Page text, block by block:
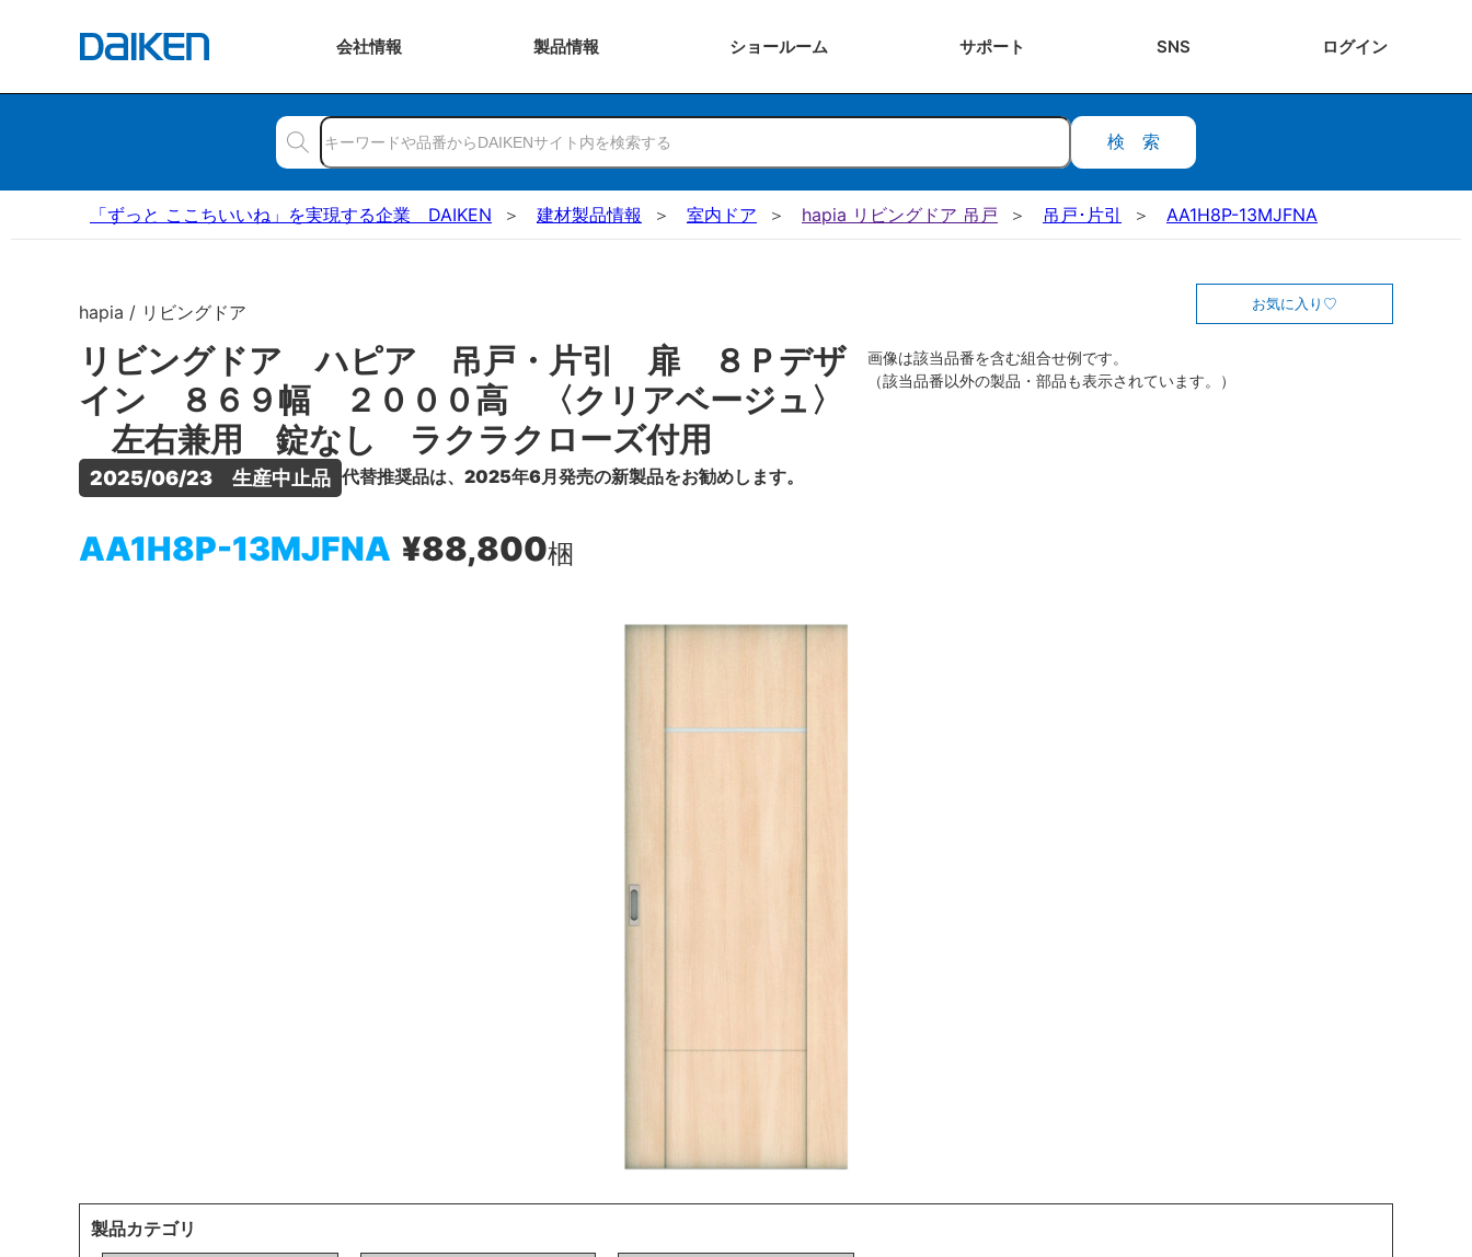
会社情報 製品情報 ショールーム サポート SNS ログイン
検索
「ずっと ここちいいね」を実現する企業 DAIKEN 建材製品情報 室内ドア hapia リビングドア 吊戸 吊戸･片引 AA1H8P-13MJFNA
hapia / リビングドア
リビングドア ハピア 吊戸・片引 扉 ８Ｐデザ
イン ８６９幅 ２０００高 〈クリアベージュ〉
左右兼用 錠なし ラクラクローズ付用
2025/06/23　生産中止品 代替推奨品は、2025年6月発売の新製品をお勧めします。
AA1H8P-13MJFNA ¥88,800梱
お気に入り
画像は該当品番を含む組合せ例です。
（該当品番以外の製品・部品も表示されています。）
製品カテゴリ